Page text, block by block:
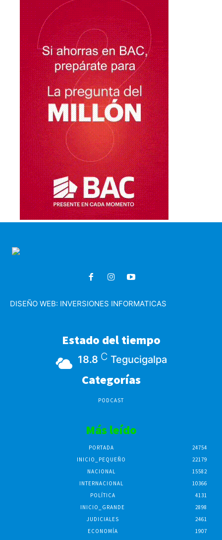
DISEÑO WEB: INVERSIONES INFORMATICAS
Estado del tiempo
18.8 C Tegucigalpa
Categorías
PODCAST
Más leído
PORTADA
24754
INICIO_PEQUEÑO
22179
NACIONAL
15582
INTERNACIONAL
10366
POLÍTICA
4131
INICIO_GRANDE
2898
JUDICIALES
2461
ECONOMÍA
1907